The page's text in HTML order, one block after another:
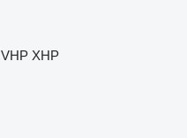
VHP XHP